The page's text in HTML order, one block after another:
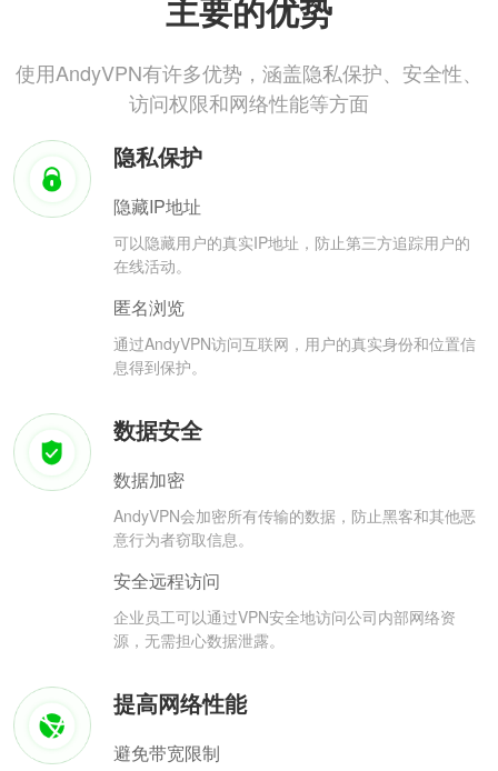
主要的优势
使用AndyVPN有许多优势，涵盖隐私保护、安全性、
访问权限和网络性能等方面
隐私保护
隐藏IP地址
可以隐藏用户的真实IP地址，防止第三方追踪用户的
在线活动。
匿名浏览
通过AndyVPN访问互联网，用户的真实身份和位置信
息得到保护。
数据安全
数据加密
AndyVPN会加密所有传输的数据，防止黑客和其他恶
意行为者窃取信息。
安全远程访问
企业员工可以通过VPN安全地访问公司内部网络资
源，无需担心数据泄露。
提高网络性能
避免带宽限制